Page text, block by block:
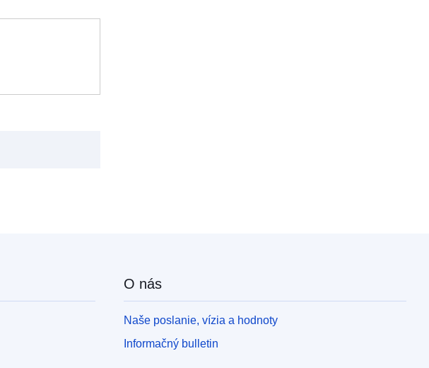
O nás
Naše poslanie, vízia a hodnoty
Informačný bulletin